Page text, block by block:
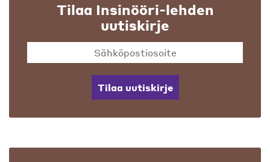
Tilaa Insinööri-lehden
uutiskirje
Tilaa uutiskirje